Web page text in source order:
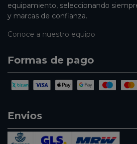
equipamiento, seleccionando
y marcas de confianza.
Conoce a nuestro equipo
Formas de pago
Envios